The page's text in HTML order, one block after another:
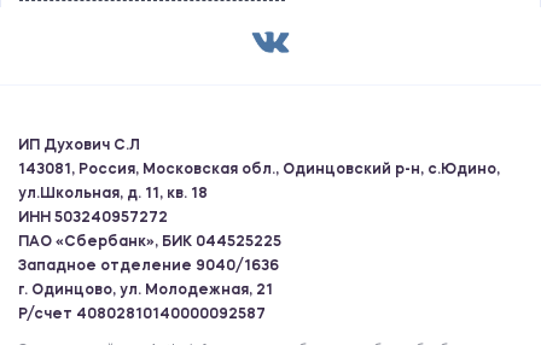
ИП Духович С.Л
143081, Россия, Московская обл., Одинцовский р-н, с.Юдино,
ул.Школьная, д. 11, кв. 18
ИНН 503240957272
ПАО «Сбербанк», БИК 044525225
Западное отделение 9040/1636
г. Одинцово, ул. Молодежная, 21
Р/счет 40802810140000092587